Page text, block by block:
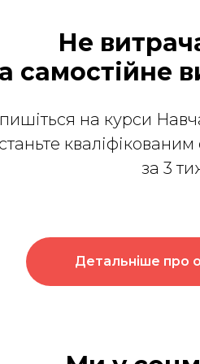
Не
самостійне
на курси
за 3
Детальніше про